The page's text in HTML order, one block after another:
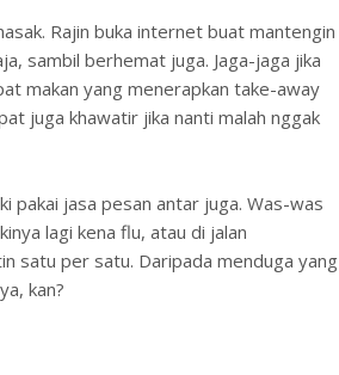
Rajin buka internet buat mantengin
sambil berhemat juga. Jaga-jaga jika
makan yang menerapkan take-away
juga khawatir jika nanti malah nggak
pakai jasa pesan antar juga. Was-was
lagi kena flu, atau di jalan
satu per satu. Daripada menduga yang
kan?